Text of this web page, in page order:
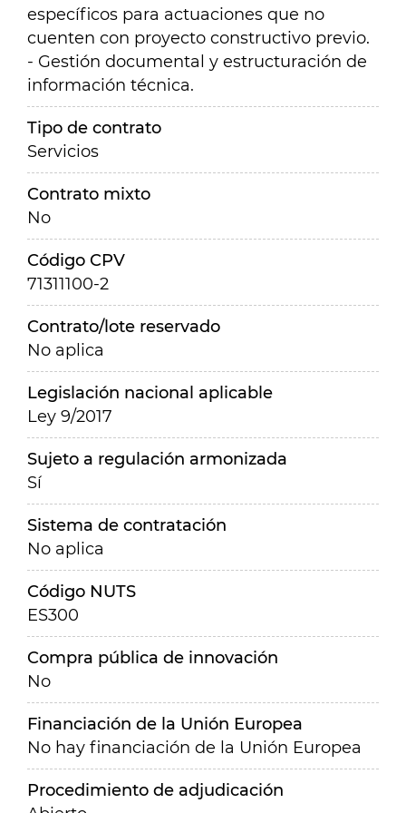
específicos para actuaciones que no
cuenten con proyecto constructivo previo.
- Gestión documental y estructuración de
información técnica.
Tipo de contrato
Servicios
Contrato mixto
No
Código CPV
71311100-2
Contrato/lote reservado
No aplica
Legislación nacional aplicable
Ley 9/2017
Sujeto a regulación armonizada
Sí
Sistema de contratación
No aplica
Código NUTS
ES300
Compra pública de innovación
No
Financiación de la Unión Europea
No hay financiación de la Unión Europea
Procedimiento de adjudicación